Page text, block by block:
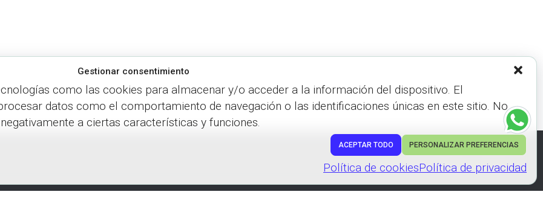
Gestionar consentimiento
como las cookies para almacenar y/o acceder a la información del dispositivo. El
datos como el comportamiento de navegación o las identificaciones únicas en este sitio. No
a ciertas características y funciones.
ACEPTAR TODO PERSONALIZAR PREFERENCIAS
Política de cookiesPolítica de privacidad
Hestia | Desarrollado por ThemeIsle